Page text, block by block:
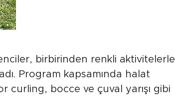
birbirinden renkli aktivitelerle
Program kapsamında halat
curling, bocce ve çuval yarışı gibi